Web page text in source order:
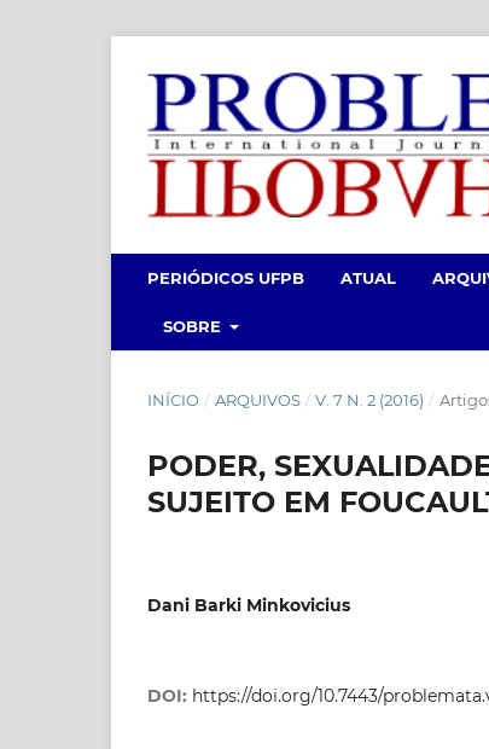
PERIÓDICOS UFPB ATUAL
SOBRE
INÍCIO / ARQUIVOS / V. 7 N. 2 (2016) /
PODER,
SUJEITO EM
Dani Barki Minkovicius
DOI: https://doi.org/10.7443/